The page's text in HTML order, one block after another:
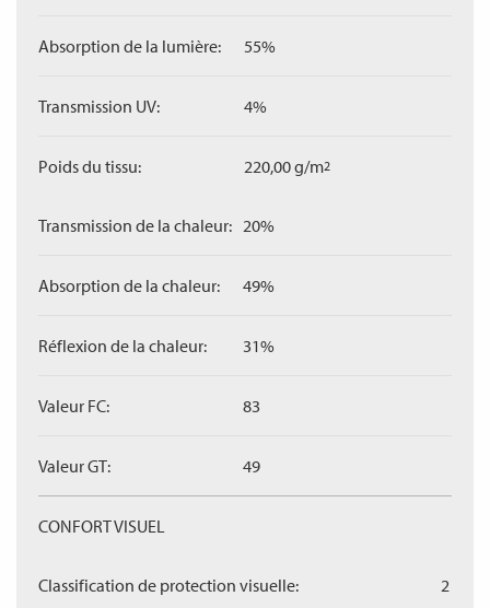
Absorption de la lumière: 55%
Transmission UV: 4%
Poids du tissu: 220,00 g/m2
Transmission de la chaleur: 20%
Absorption de la chaleur: 49%
Réflexion de la chaleur: 31%
Valeur FC: 83
Valeur GT: 49
CONFORT VISUEL
Classification de protection visuelle: 2